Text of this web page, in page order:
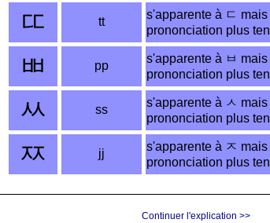
ㄸ tt
s'apparente à ㄷ
prononciation plus
ㅃ pp
s'apparente à ㅂ
prononciation plus
ㅆ ss
s'apparente à ㅅ
prononciation plus
ㅉ jj
s'apparente à ㅈ
prononciation plus
Continuer l'explication >>